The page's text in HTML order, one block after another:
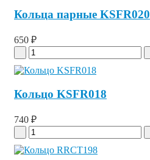
Кольца парные KSFR020
650 ₽
Кольцо KSFR018
740 ₽